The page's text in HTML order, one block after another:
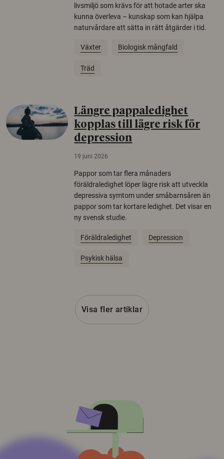
livsmiljö som krävs för att hotade arter ska
kunna överleva – kunskap som kan hjälpa
naturvårdare att sätta in rätt åtgärder i tid.
Växter Biologisk mångfald
Träd
Längre pappaledighet
kopplas till lägre risk för
depression
19 juni 2026
Pappor som tar flera månaders
föräldraledighet löper lägre risk att utveckla
depressiva symtom under småbarnsåren än
pappor som tar kortare ledighet. Det visar en
ny svensk studie.
Föräldraledighet Depression
Psykisk hälsa
Visa fler artiklar